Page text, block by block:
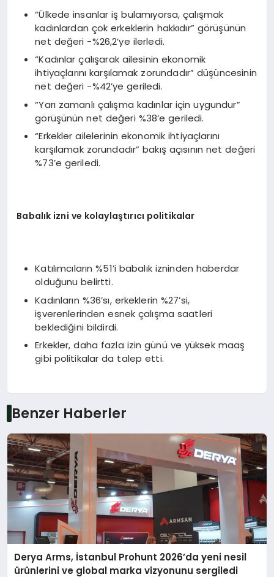
“Ülkede insanlar iş bulamıyorsa, çalışmak
kadınlardan çok erkeklerin hakkıdır” görüşünün
net değeri -%26,2’ye ilerledi.
“Kadınlar çalışarak ailesinin ekonomik
ihtiyaçlarını karşılamak zorundadır” düşüncesinin
net değeri -%42’ye geriledi.
“Yarı zamanlı çalışma kadınlar için uygundur”
görüşünün net değeri %38’e geriledi.
“Erkekler ailelerinin ekonomik ihtiyaçlarını
karşılamak zorundadır” bakış açısının net değeri
%73’e geriledi.
Babalık izni ve kolaylaştırıcı politikalar
Katılımcıların %51’i babalık izninden haberdar
olduğunu belirtti.
Kadınların %36’sı, erkeklerin %27’si,
işverenlerinden esnek çalışma saatleri
beklediğini bildirdi.
Erkekler, daha fazla izin günü ve yüksek maaş
gibi politikalar da talep etti.
Benzer Haberler
Derya Arms, İstanbul Prohunt 2026’da yeni nesil
ürünlerini ve global marka vizyonunu sergiledi